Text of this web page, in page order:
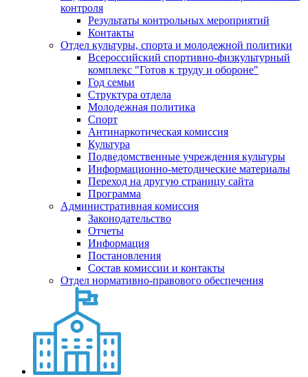
контроля
Результаты контрольных мероприятий
Контакты
Отдел культуры, спорта и молодежной политики
Всероссийский спортивно-физкультурный
комплекс "Готов к труду и обороне"
Год семьи
Структура отдела
Молодежная политика
Спорт
Антинаркотическая комиссия
Культура
Подведомственные учреждения культуры
Информационно-методические материалы
Переход на другую страницу сайта
Программа
Административная комиссия
Законодательство
Отчеты
Информация
Постановления
Состав комиссии и контакты
Отдел нормативно-правового обеспечения